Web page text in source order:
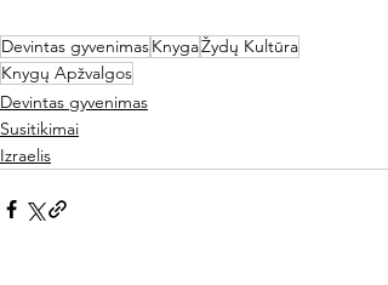
Devintas gyvenimasKnygaŽydų Kultūra
Knygų Apžvalgos
Devintas gyvenimas
Susitikimai
Izraelis